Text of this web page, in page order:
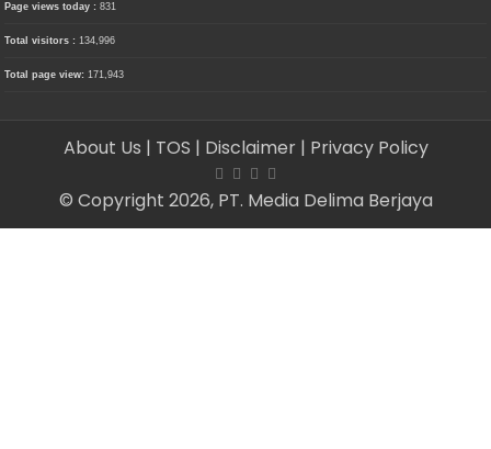
Page views today :831
Total visitors :134,996
Total page view:171,943
About Us | TOS | Disclaimer | Privacy Policy
© Copyright 2026, PT. Media Delima Berjaya